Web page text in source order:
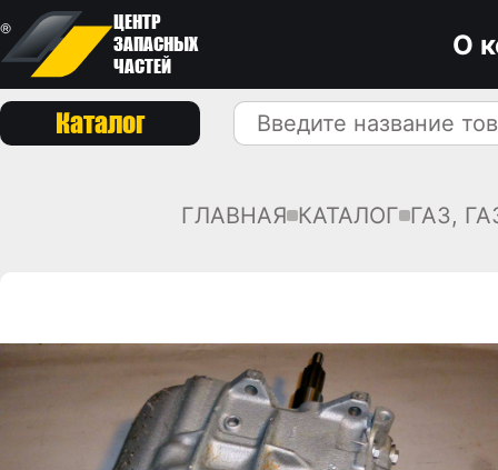
ЦЕНТР
ЗАПАСНЫХ
ЧАСТЕЙ
О
Каталог
ГЛАВНАЯ КАТАЛОГ ГАЗ,